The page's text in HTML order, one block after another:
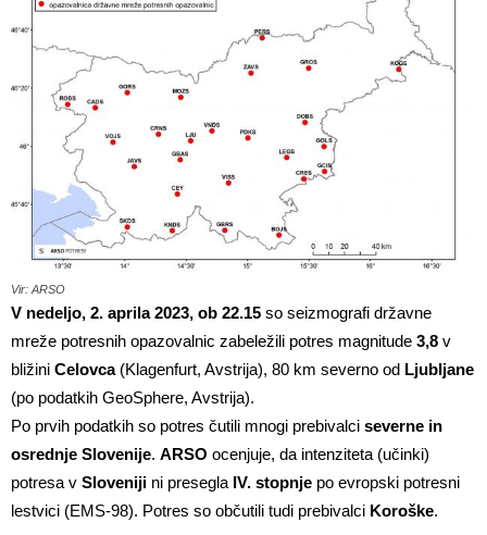
Vir: ARSO
V nedeljo, 2. aprila 2023, ob 22.15 so seizmografi državne
mreže potresnih opazovalnic zabeležili potres magnitude 3,8 v
bližini Celovca(Klagenfurt, Avstrija), 80 km severno od Ljubljane
(po podatkih GeoSphere, Avstrija).
Po prvih podatkih so potres čutili mnogi prebivalci severne in
osrednje Slovenije. ARSO ocenjuje, da intenziteta (učinki)
potresa v Sloveniji ni presegla IV. stopnje po evropski potresni
lestvici (EMS-98). Potres so občutili tudi prebivalci Koroške.